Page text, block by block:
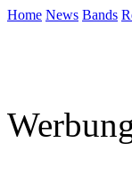
Home News Bands